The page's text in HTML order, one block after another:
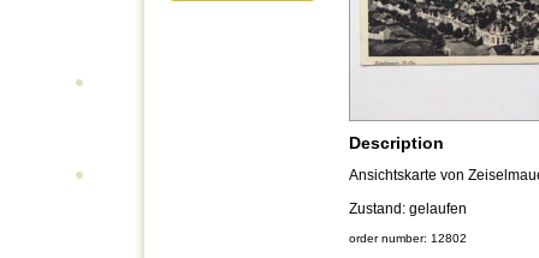
Description
Ansichtskarte von
Zustand: gelaufen
order number: 12802